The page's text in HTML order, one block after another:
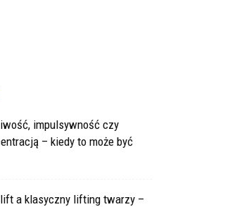
impulsywność czy
– kiedy to może być
a klasyczny lifting twarzy –